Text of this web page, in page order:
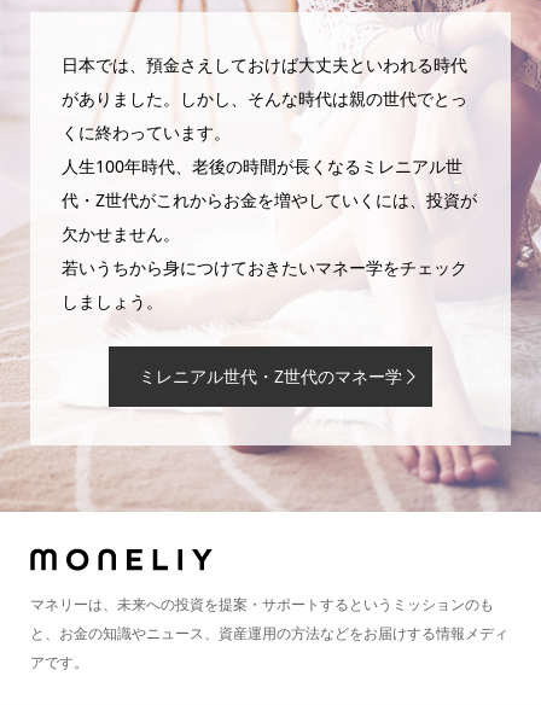
日本では、預金さえしておけば大丈夫といわれる時代
がありました。しかし、そんな時代は親の世代でとっ
くに終わっています。
人生100年時代、老後の時間が長くなるミレニアル世
代・Z世代がこれからお金を増やしていくには、投資が
欠かせません。
若いうちから身につけておきたいマネー学をチェック
しましょう。
ミレニアル世代・Z世代のマネー学
マネリーは、未来への投資を提案・サポートするというミッションのも
と、お金の知識やニュース、資産運用の方法などをお届けする情報メディ
アです。